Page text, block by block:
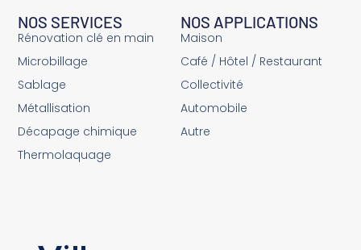
NOS APPLICATIONS
Maison
Café / Hôtel / Restaurant
Collectivité
Automobile
Autre
NOS SERVICES
Rénovation clé en main
Microbillage
Sablage
Métallisation
Décapage chimique
Thermolaquage